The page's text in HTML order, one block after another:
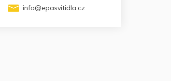
info@epasvitidla.cz